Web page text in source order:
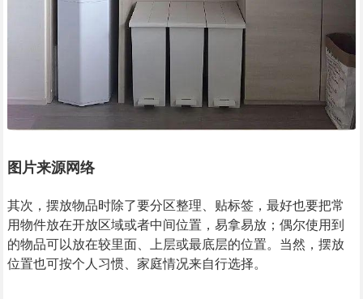
图片来源网络
其次，摆放物品时除了要分区整理、贴标签，最好也要把常
用物件放在开放区域或者中间位置，易拿易放；偶尔使用到
的物品可以放在较里面、上层或最底层的位置。当然，摆放
位置也可按个人习惯、家庭情况来自行选择。